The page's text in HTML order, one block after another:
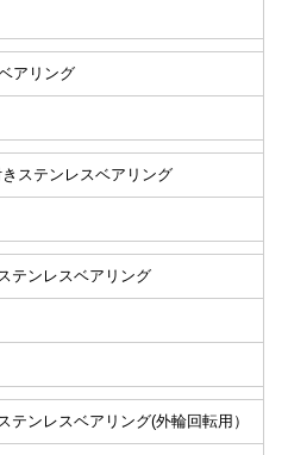
アリング
ステンレスベアリング
テンレスベアリング
ンレスベアリング(外輪回転用）